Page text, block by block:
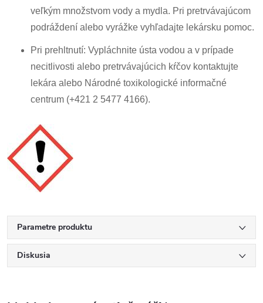
veľkým množstvom vody a mydla. Pri pretrvávajúcom
podráždení alebo vyrážke vyhľadajte lekársku pomoc.
Pri prehltnutí: Vypláchnite ústa vodou a v prípade
necitlivosti alebo pretrvávajúcich kŕčov kontaktujte
lekára alebo Národné toxikologické informačné
centrum (+421 2 5477 4166).
Parametre produktu
Diskusia